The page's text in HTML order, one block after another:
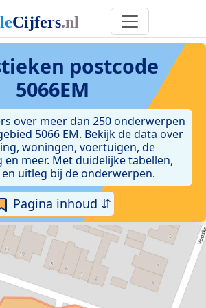
postcode
5066EM
over meer dan 250 onderwerpen
5066 EM. Bekijk de data over
woningen, voertuigen, de
en meer. Met duidelijke tabellen,
uitleg bij de onderwerpen.
Pagina inhoud ⇵